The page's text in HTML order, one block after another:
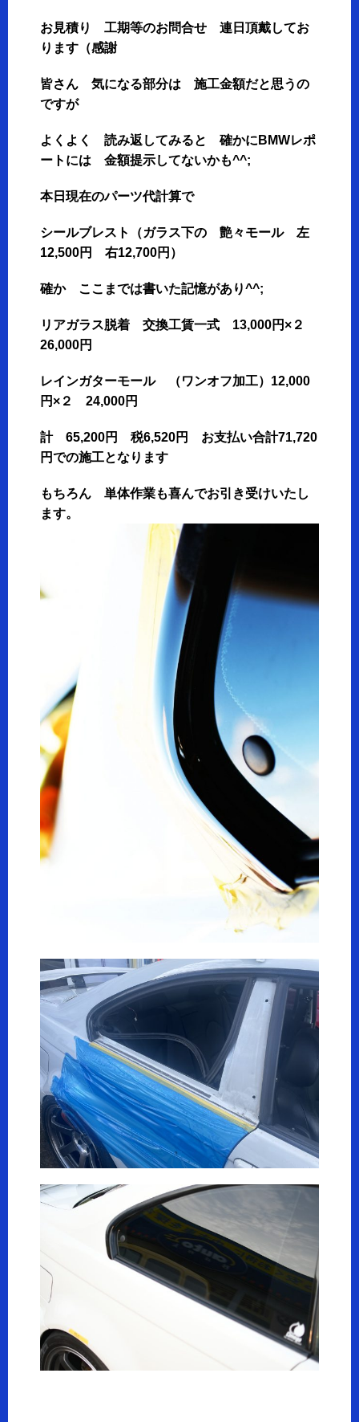
お見積り 工期等のお問合せ 連日頂戴してお
ります（感謝
皆さん 気になる部分は 施工金額だと思うの
ですが
よくよく 読み返してみると 確かにBMWレポ
ートには 金額提示してないかも^^;
本日現在のパーツ代計算で
シールブレスト（ガラス下の 艶々モール 左
12,500円 右12,700円）
確か ここまでは書いた記憶があり^^;
リアガラス脱着 交換工賃一式 13,000円×２
26,000円
レインガターモール （ワンオフ加工）12,000
円×２ 24,000円
計 65,200円 税6,520円 お支払い合計71,720
円での施工となります
もちろん 単体作業も喜んでお引き受けいたし
ます。